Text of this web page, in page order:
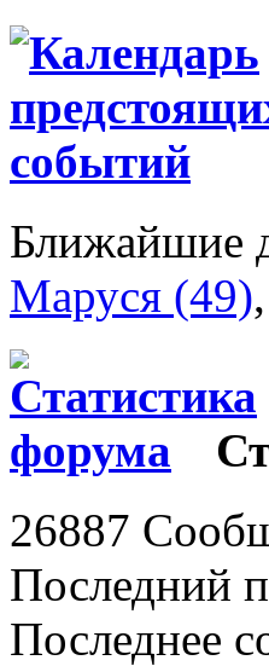
Ближайшие
Маруся (49),
26887
Последний
Последнее